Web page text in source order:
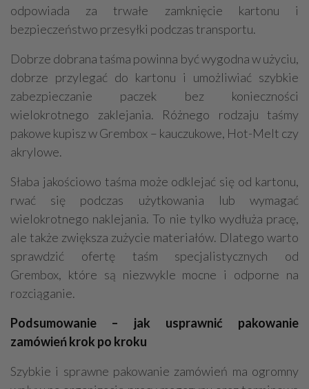
odpowiada za trwałe zamknięcie kartonu i
bezpieczeństwo przesyłki podczas transportu.
Dobrze dobrana taśma powinna być wygodna w użyciu,
dobrze przylegać do kartonu i umożliwiać szybkie
zabezpieczanie paczek bez konieczności
wielokrotnego zaklejania. Różnego rodzaju taśmy
pakowe kupisz w Grembox – kauczukowe, Hot-Melt czy
akrylowe.
Słaba jakościowo taśma może odklejać się od kartonu,
rwać się podczas użytkowania lub wymagać
wielokrotnego naklejania. To nie tylko wydłuża pracę,
ale także zwiększa zużycie materiałów. Dlatego warto
sprawdzić ofertę taśm specjalistycznych od
Grembox, które są niezwykle mocne i odporne na
rozciąganie.
Podsumowanie – jak usprawnić pakowanie
zamówień krok po kroku
Szybkie i sprawne pakowanie zamówień ma ogromny